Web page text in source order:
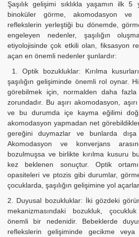
Şaşılık gelişimi sıklıkla yaşamın ilk 5
binoküler görme, akomodasyon ve
reflekslerin yerleştiği bu dönemde,
engeleyen nedenler, şaşılığın
etiyolojisinde çok etkili olan, fiksasyon
açan en önemli nedenler şunlardır:
1. Optik bozukluklar: Kırılma
şaşılığın gelişiminde önemli rol oynar.
görebilmek için, normalden daha fazla
zorundadır. Bu aşırı akomodasyon,
ve bu durumda içe kayma eğilimi
akomodasyon yapmadan net
gereğini duymazlar ve bunlarda
Akomodasyon ve konverjans
bozulmuşsa ve birlikte kırılma kusuru
kez beklenen sonuçtur. Optik
opasiteleri ve ptozis gibi durumlar,
çocuklarda, şaşılığın gelişimine yol
2. Duyusal bozukluklar: İki gözdeki
mekanizmasındaki bozukluk, çocukluk
önemli bir nedenidir. Bebeklerde
reflekslerin gelişiminde gecikme veya